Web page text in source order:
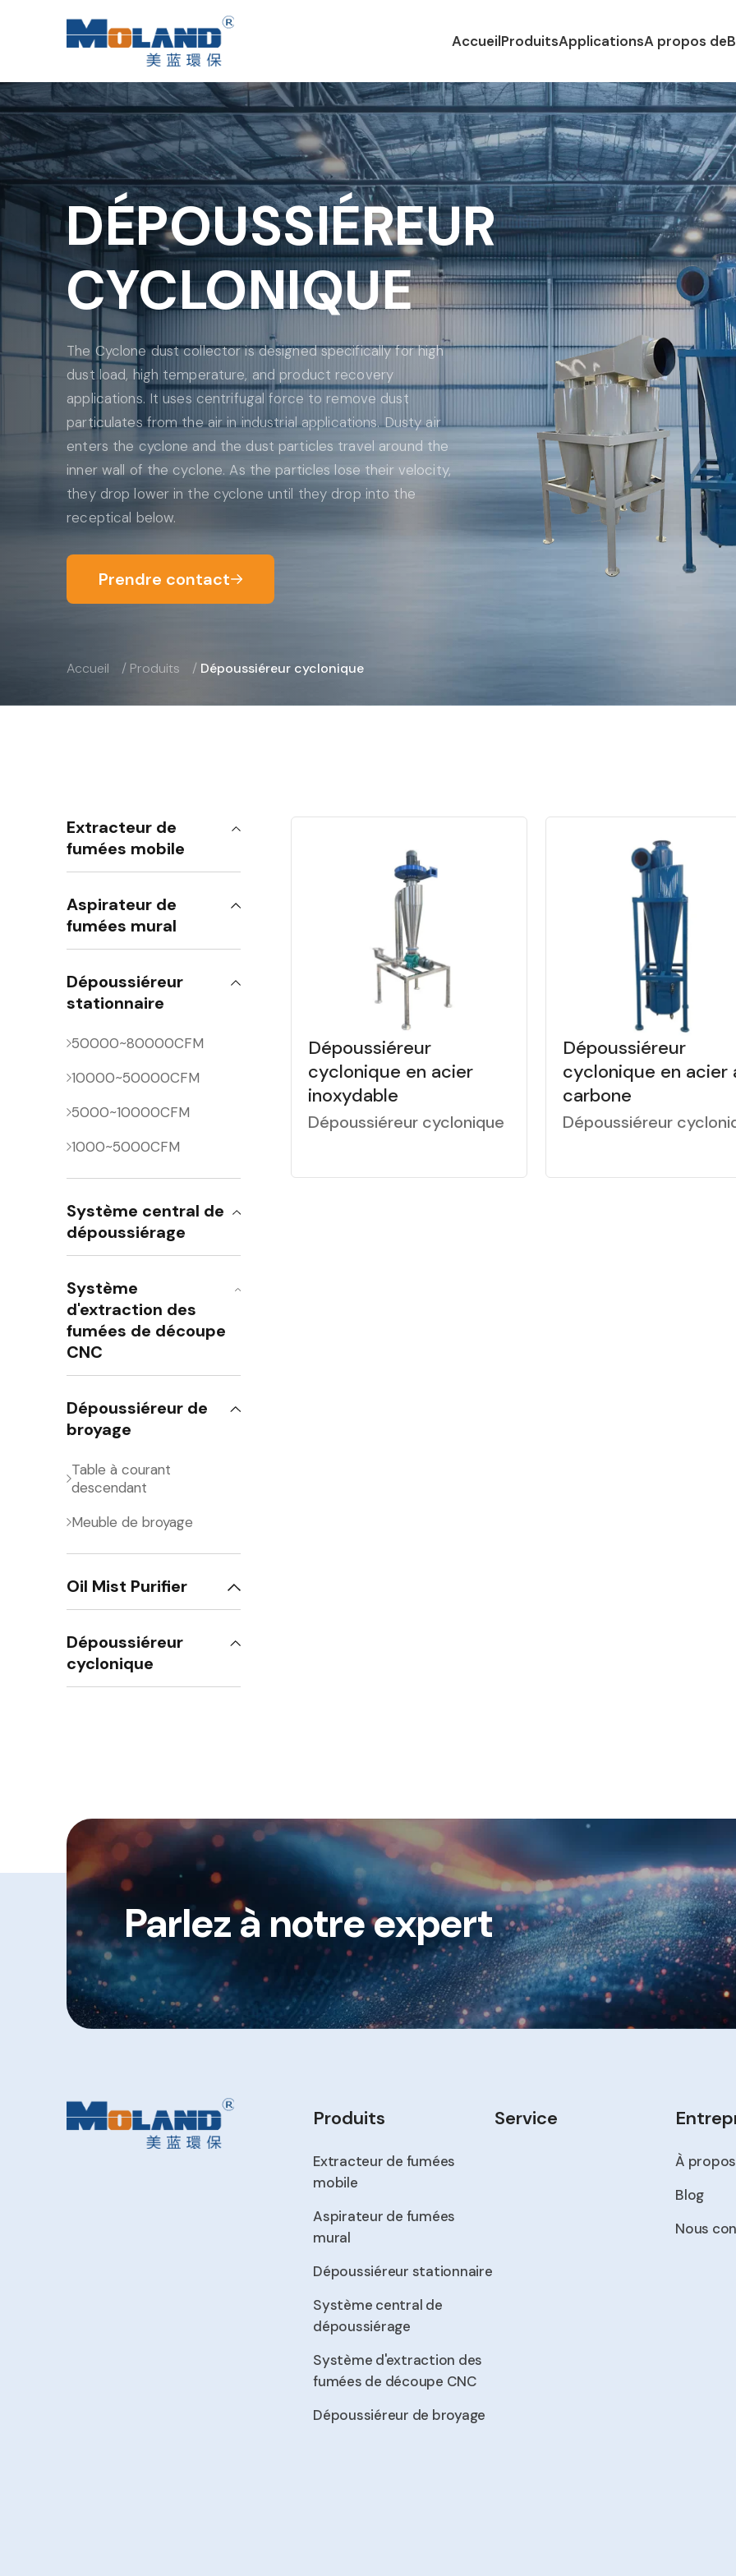
AccueilProduitsApplicationsA propos de
DÉPOUSSIÉREUR
CYCLONIQUE
The Cyclone dust collector is designed specifically for high
dust load, high temperature, and product recovery
applications.​ It uses centrifugal force to remove dust
particulates from the air in industrial applications. Dusty air
enters the cyclone and the dust particles travel around the
inner wall of the cyclone. As the particles lose their velocity,
they drop lower in the cyclone until they drop into the
receptical below.
Prendre contact
Accueil / Produits / Dépoussiéreur cyclonique
Extracteur de
fumées mobile
Aspirateur de
fumées mural
Dépoussiéreur
stationnaire
50000~80000CFM
10000~50000CFM
5000~10000CFM
1000~5000CFM
Système central de
dépoussiérage
Système
d'extraction des
fumées de découpe
CNC
Dépoussiéreur de
broyage
Table à courant
descendant
Meuble de broyage
Oil Mist Purifier
Dépoussiéreur
cyclonique
Dépoussiéreur
cyclonique en acier
inoxydable
Dépoussiéreur cyclonique
Dépoussiéreur
cyclonique en acier
carbone
Dépoussiéreur
Parlez à notre expert
Produits
Extracteur de fumées
mobile
Aspirateur de fumées
mural
Dépoussiéreur stationnaire
Système central de
dépoussiérage
Système d'extraction des
fumées de découpe CNC
Dépoussiéreur de broyage
Service
À
Blog
Nous